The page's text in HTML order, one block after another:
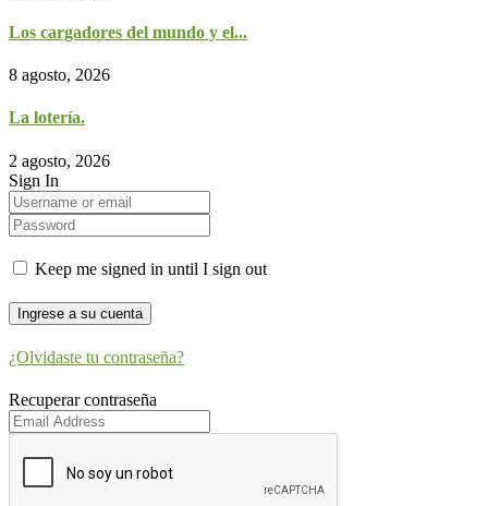
Los cargadores del mundo y el...
8 agosto, 2026
La lotería.
2 agosto, 2026
Sign In
Keep me signed in until I sign out
¿Olvidaste tu contraseña?
Recuperar contraseña